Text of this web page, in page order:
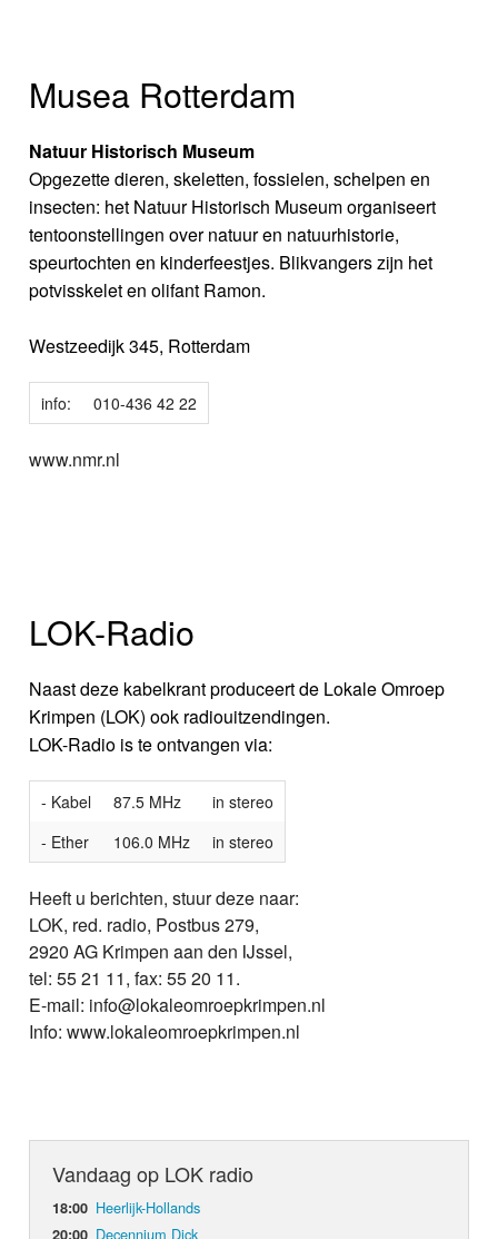
Musea Rotterdam
Natuur Historisch Museum
Opgezette dieren, skeletten, fossielen, schelpen en
insecten: het Natuur Historisch Museum organiseert
tentoonstellingen over natuur en natuurhistorie,
speurtochten en kinderfeestjes. Blikvangers zijn het
potvisskelet en olifant Ramon.
Westzeedijk 345, Rotterdam
info: 010-436 42 22
www.nmr.nl
LOK-Radio
Naast deze kabelkrant produceert de Lokale Omroep
Krimpen (LOK) ook radiouitzendingen.
LOK-Radio is te ontvangen via:
- Kabel 87.5 MHz
in stereo
- Ether
106.0 MHz in stereo
Heeft u berichten, stuur deze naar:
LOK, red. radio, Postbus 279,
2920 AG Krimpen aan den IJssel,
tel: 55 21 11, fax: 55 20 11.
E-mail: info@lokaleomroepkrimpen.nl
Info: www.lokaleomroepkrimpen.nl
Vandaag op LOK radio
18:00 Heerlijk-Hollands
20:00 Decennium Dick